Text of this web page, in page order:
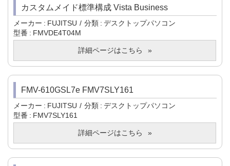
カスタムメイド標準構成 Vista Business
メーカー FUJITSU 分類
デスクトップパソコン
型番
FMVDE4T04M
詳細ページはこちら
FMV-610GSL7e FMV7SLY161
メーカー FUJITSU 分類
デスクトップパソコン
型番
FMV7SLY161
詳細ページはこちら